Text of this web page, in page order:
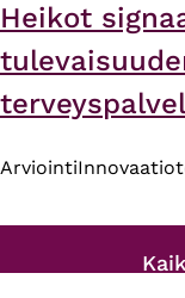
Heikot
Arviointi